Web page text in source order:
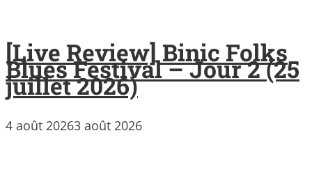
[Live Review] Binic Folks
Blues Festival – Jour 2 (25
juillet 2026)
4 août 20263 août 2026